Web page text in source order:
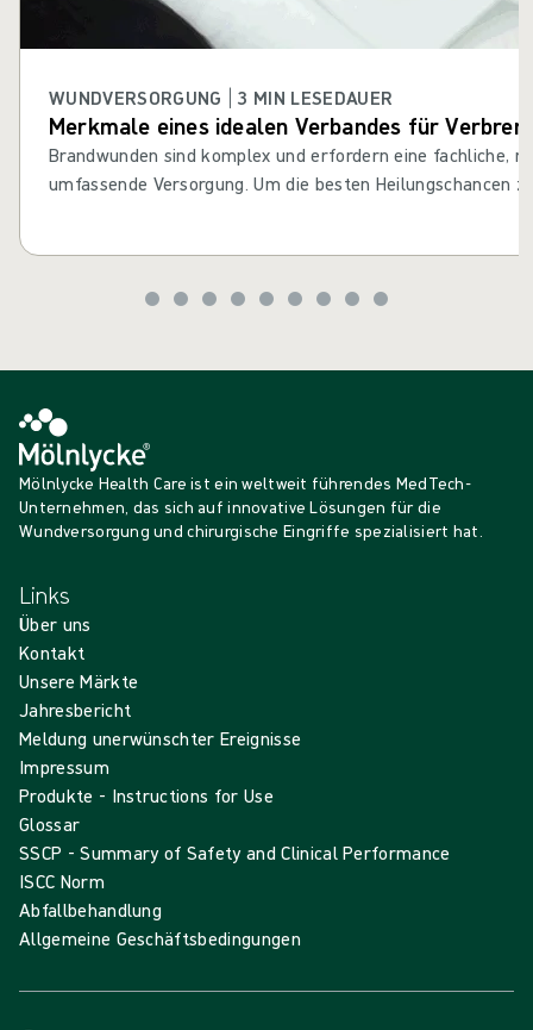
WUNDVERSORGUNG | 3 MIN LESEDAUER
Merkmale eines idealen Verbandes für
Brandwunden sind komplex und erfordern eine fachliche,
umfassende Versorgung. Um die besten Heilungschancen
Mölnlycke Health Care ist ein weltweit führendes MedTech-
Unternehmen, das sich auf innovative Lösungen für die
Wundversorgung und chirurgische Eingriffe spezialisiert hat.
Links
Über uns
Kontakt
Unsere Märkte
Jahresbericht
Meldung unerwünschter Ereignisse
Impressum
Produkte - Instructions for Use
Glossar
SSCP - Summary of Safety and Clinical Performance
ISCC Norm
Abfallbehandlung
Allgemeine Geschäftsbedingungen